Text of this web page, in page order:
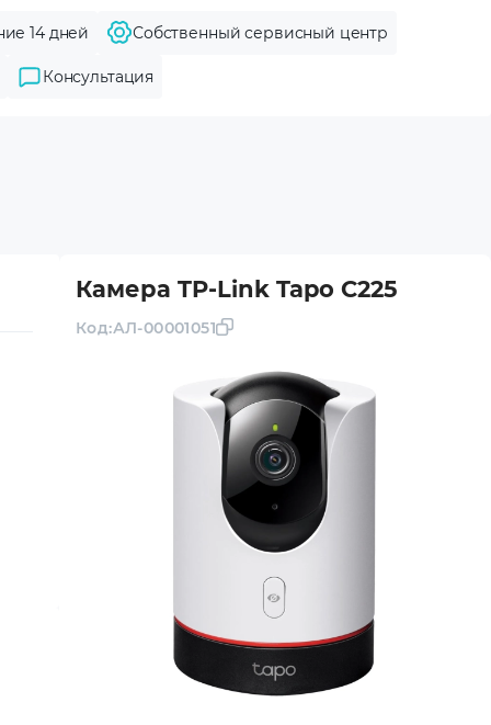
14 дней Собственный сервисный центр
Консультация
Камера TP-Link Tapo C225
Код:АЛ-00001051